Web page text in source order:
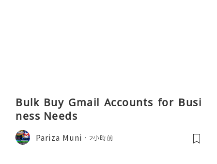
Bulk Buy Gmail Accounts for Busi
ness Needs
Pariza Muni 2小時前